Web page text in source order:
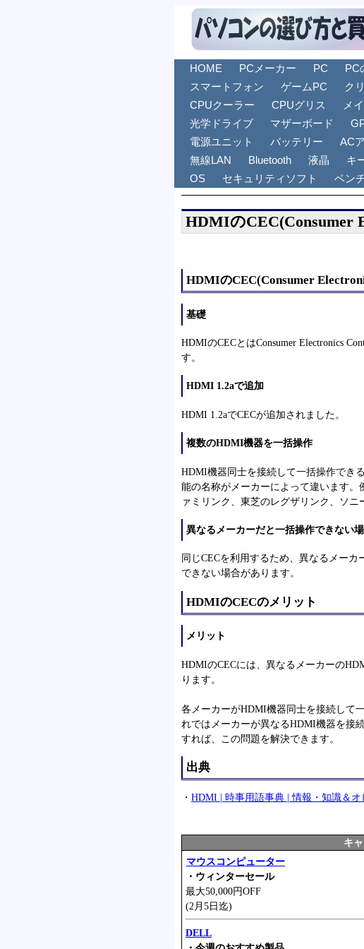
HOME PCメーカー PC PC
スマートフォン
ゲームPC ク
CPUクーラー
CPUグリス メ
光学ドライブ
マザーボード
電源ユニット
バッテリー AC
無線LAN
Bluetooth 液晶 キ
OS
セキュリティソフト ベン
HDMIのCEC(Consumer
HDMIのCEC(Consumer
基礎
HDMIのCECとはConsumer Electronics
す。
HDMI 1.2aで追加
HDMI 1.2aでCECが追加されました。
複数のHDMI機器を一括操作
HDMI機器同士を接続して一括操作でき
能の名称がメーカーによって違います
ァミリンク、東芝のレグザリンク、ソニ
異なるメーカーだと一括操作できない
同じCECを利用するため、異なるメーカ
できない場合があります。
HDMIのCECのメリット
メリット
HDMIのCECには、異なるメーカーの
ります。
各メーカーがHDMI機器同士を接続して
れではメーカーが異なるHDMI機器を接
すれば、この問題を解決できます。
出典
・ HDMI | 時事用語事典 | 情報・知識＆オ
キ
マウスコンピューター
・ウィンターセール
最大50,000円OFF
(2月5日迄)
DELL